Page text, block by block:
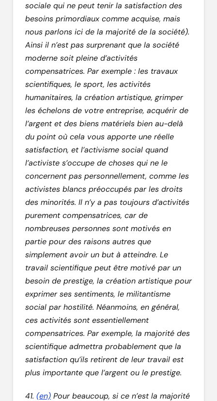
sociale qui ne peut tenir la satisfaction des
besoins primordiaux comme acquise, mais
nous parlons ici de la majorité de la société).
Ainsi il n’est pas surprenant que la société
moderne soit pleine d’activités
compensatrices. Par exemple : les travaux
scientifiques, le sport, les activités
humanitaires, la création artistique, grimper
les échelons de votre entreprise, acquérir de
l’argent et des biens matériels bien au-delà
du point où cela vous apporte une réelle
satisfaction, et l’activisme social quand
l’activiste s’occupe de choses qui ne le
concernent pas personnellement, comme les
activistes blancs préoccupés par les droits
des minorités. Il n’y a pas toujours d’activités
purement compensatrices, car de
nombreuses personnes sont motivés en
partie pour des raisons autres que
simplement avoir un but à atteindre. Le
travail scientifique peut être motivé par un
besoin de prestige, la création artistique pour
exprimer ses sentiments, le militantisme
social par hostilité. Néanmoins, en général,
ces activités sont essentiellement
compensatrices. Par exemple, la majorité des
scientifique admettra probablement que la
satisfaction qu’ils retirent de leur travail est
plus importante que l’argent ou le prestige.
41. (en)Pour beaucoup, si ce n’est la majorité